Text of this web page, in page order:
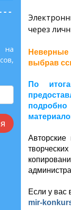
на
через
Неверные
выбрав
По
Авторские
Если у вас
mir-